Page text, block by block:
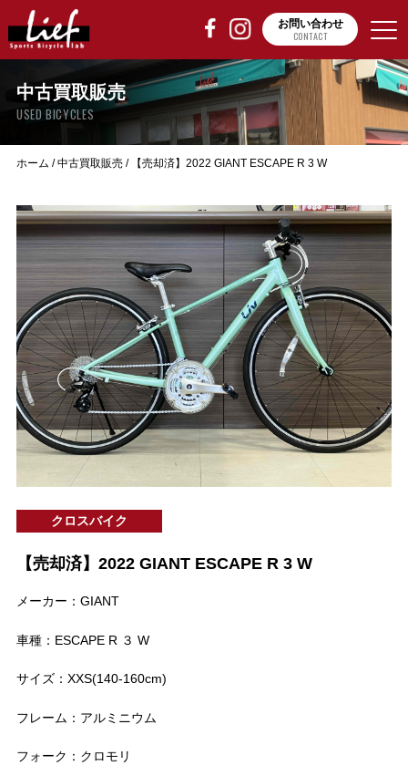
お問い合わせ
CONTACT
中古買取販売
USED BICYCLES
ホーム /中古買取販売/ 【売却済】2022 GIANT ESCAPE R 3 W
クロスバイク
【売却済】2022 GIANT ESCAPE R 3 W
メーカー：GIANT
車種：ESCAPE R ３ W
サイズ：XXS(140-160cm)
フレーム：アルミニウム
フォーク：クロモリ